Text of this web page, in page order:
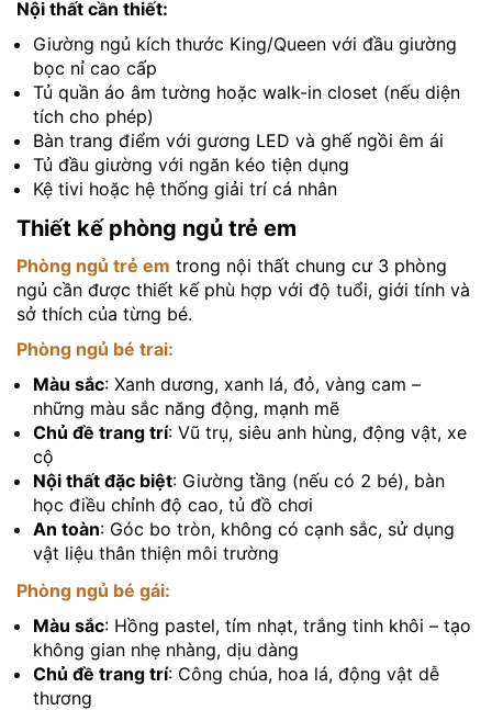
Nội thất cần thiết:
Giường ngủ kích thước King/Queen với đầu giường
bọc nỉ cao cấp
Tủ quần áo âm tường hoặc walk-in closet (nếu diện
tích cho phép)
Bàn trang điểm với gương LED và ghế ngồi êm ái
Tủ đầu giường với ngăn kéo tiện dụng
Kệ tivi hoặc hệ thống giải trí cá nhân
Thiết kế phòng ngủ trẻ em
Phòng ngủ trẻ em trong nội thất chung cư 3 phòng
ngủ cần được thiết kế phù hợp với độ tuổi, giới tính và
sở thích của từng bé.
Phòng ngủ bé trai:
Màu sắc: Xanh dương, xanh lá, đỏ, vàng cam –
những màu sắc năng động, mạnh mẽ
Chủ đề trang trí: Vũ trụ, siêu anh hùng, động vật, xe
cộ
Nội thất đặc biệt: Giường tầng (nếu có 2 bé), bàn
học điều chỉnh độ cao, tủ đồ chơi
An toàn: Góc bo tròn, không có cạnh sắc, sử dụng
vật liệu thân thiện môi trường
Phòng ngủ bé gái:
Màu sắc: Hồng pastel, tím nhạt, trắng tinh khôi – tạo
không gian nhẹ nhàng, dịu dàng
Chủ đề trang trí: Công chúa, hoa lá, động vật dễ
thương